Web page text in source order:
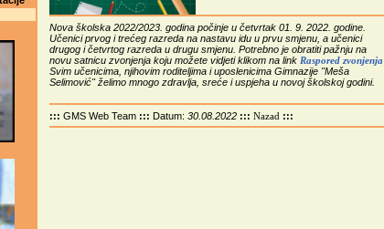
Nova školska 2022/2023. godina počinje u četvrtak 01. 9. 2022. godine.
Učenici prvog i trećeg razreda na nastavu idu u prvu smjenu, a učenici
drugog i četvrtog razreda u drugu smjenu. Potrebno je obratiti pažnju na
novu satnicu zvonjenja koju možete vidjeti klikom na link Raspored zvonjenja
Svim učenicima, njihovim roditeljima i uposlenicima Gimnazije "Meša
Selimović" želimo mnogo zdravlja, sreće i uspjeha u novoj školskoj godini.
::: GMS Web Team ::: Datum: 30.08.2022 ::: Nazad :::